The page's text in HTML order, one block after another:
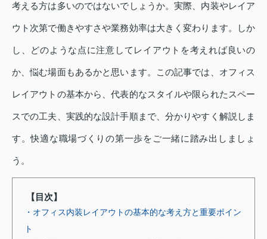
考える方は多いのではないでしょうか。実際、内装やレイア
ウト次第で働きやすさや業務効率は大きく変わります。しか
し、どのような点に注意してレイアウトを考えれば良いの
か、悩む場面もあるかと思います。この記事では、オフィス
レイアウトの基本から、代表的なスタイルや限られたスペー
スでの工夫、実践的な設計手順まで、分かりやすく解説しま
す。快適な職場づくりの第一歩をご一緒に踏み出しましょ
う。
【目次】
・オフィス内装レイアウトの基本的な考え方と重要ポイン
ト